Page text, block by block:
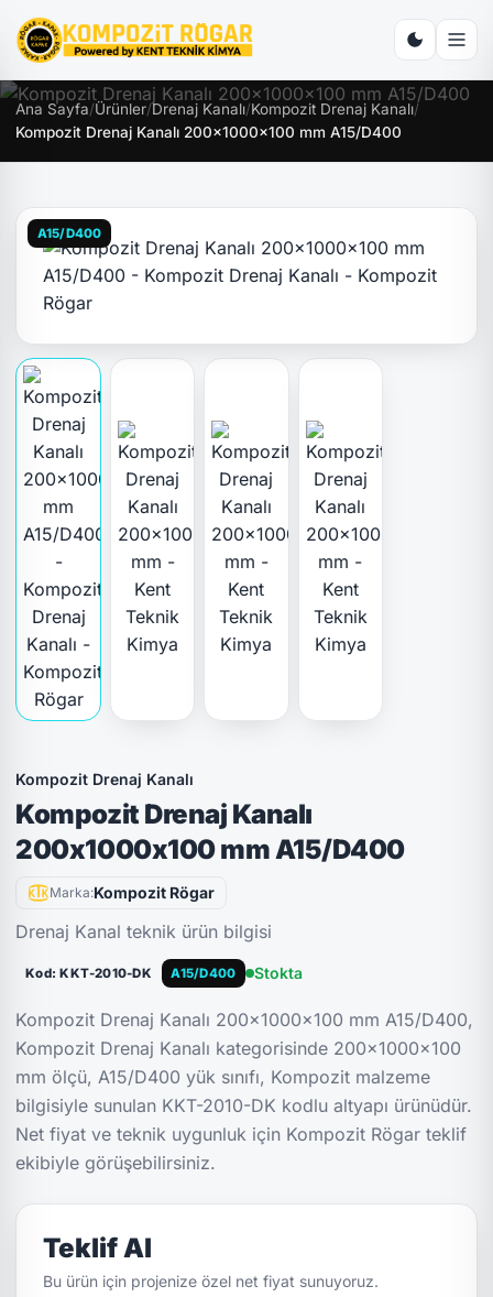
Ana Sayfa/Ürünler/Drenaj Kanalı/Kompozit Drenaj Kanalı/
Kompozit Drenaj Kanalı 200x1000x100 mm A15/D400
A15/D400
Kompozit Drenaj Kanalı
Kompozit Drenaj Kanalı
200x1000x100 mm A15/D400
Marka:Kompozit Rögar
Drenaj Kanal teknik ürün bilgisi
Kod: KKT-2010-DK A15/D400 Stokta
Kompozit Drenaj Kanalı 200x1000x100 mm A15/D400,
Kompozit Drenaj Kanalı kategorisinde 200x1000x100
mm ölçü, A15/D400 yük sınıfı, Kompozit malzeme
bilgisiyle sunulan KKT-2010-DK kodlu altyapı ürünüdür.
Net fiyat ve teknik uygunluk için Kompozit Rögar teklif
ekibiyle görüşebilirsiniz.
Teklif Al
Bu ürün için projenize özel net fiyat sunuyoruz.